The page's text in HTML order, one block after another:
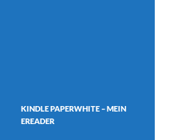
KINDLE PAPERWHITE – MEIN
EREADER